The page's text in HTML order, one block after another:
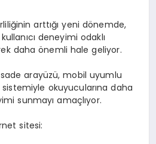
arttığı yeni dönemde,
deneyimi odaklı
daha önemli hale geliyor.
arayüzü, mobil uyumlu
sistemiyle okuyucularına daha
sunmayı amaçlıyor.
sitesi: